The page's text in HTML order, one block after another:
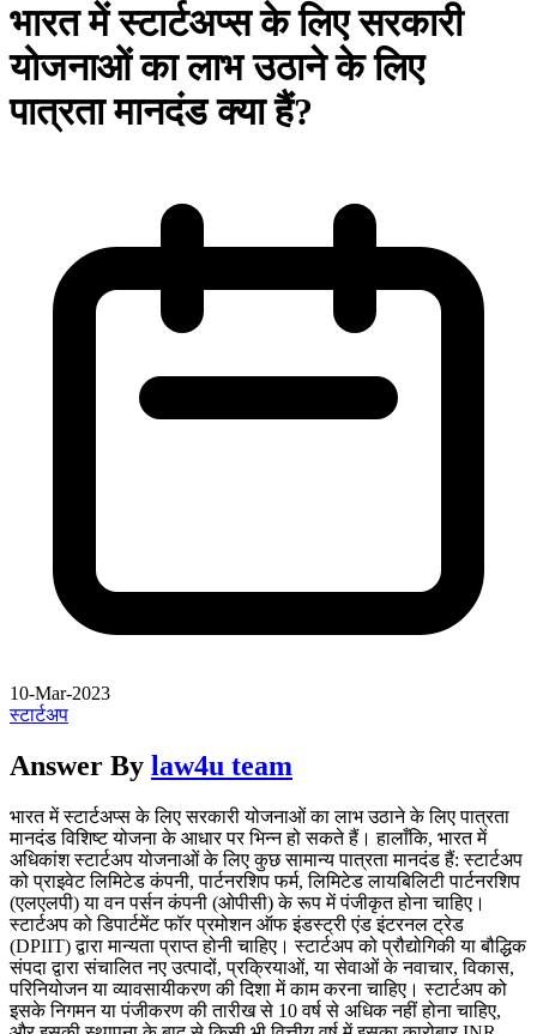
भारत में स्टार्टअप्स के लिए सरकारी
योजनाओं का लाभ उठाने के लिए
पात्रता मानदंड क्या हैं?
10-Mar-2023
स्टार्टअप
Answer By law4u team
भारत में स्टार्टअप्स के लिए सरकारी योजनाओं का लाभ उठाने के लिए पात्रता
मानदंड विशिष्ट योजना के आधार पर भिन्न हो सकते हैं। हालाँकि, भारत में
अधिकांश स्टार्टअप योजनाओं के लिए कुछ सामान्य पात्रता मानदंड हैं: स्टार्टअप
को प्राइवेट लिमिटेड कंपनी, पार्टनरशिप फर्म, लिमिटेड लायबिलिटी पार्टनरशिप
(एलएलपी) या वन पर्सन कंपनी (ओपीसी) के रूप में पंजीकृत होना चाहिए।
स्टार्टअप को डिपार्टमेंट फॉर प्रमोशन ऑफ इंडस्ट्री एंड इंटरनल ट्रेड
(DPIIT) द्वारा मान्यता प्राप्त होनी चाहिए। स्टार्टअप को प्रौद्योगिकी या बौद्धिक
संपदा द्वारा संचालित नए उत्पादों, प्रक्रियाओं, या सेवाओं के नवाचार, विकास,
परिनियोजन या व्यावसायीकरण की दिशा में काम करना चाहिए। स्टार्टअप को
इसके निगमन या पंजीकरण की तारीख से 10 वर्ष से अधिक नहीं होना चाहिए,